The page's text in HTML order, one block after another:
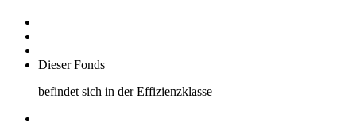
Dieser Fonds
befindet sich in der Effizienzklasse